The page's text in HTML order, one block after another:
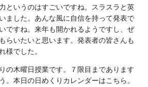
というのはすごいですね。スラスラと英
ました。あんな風に自信を持って発表で
ですね。来年も開かれるようですし、ぜ
らいたいと思います。発表者の皆さんも
様でした。
の木曜日授業です。７限目まであります
。本日の日めくりカレンダーはこちら。